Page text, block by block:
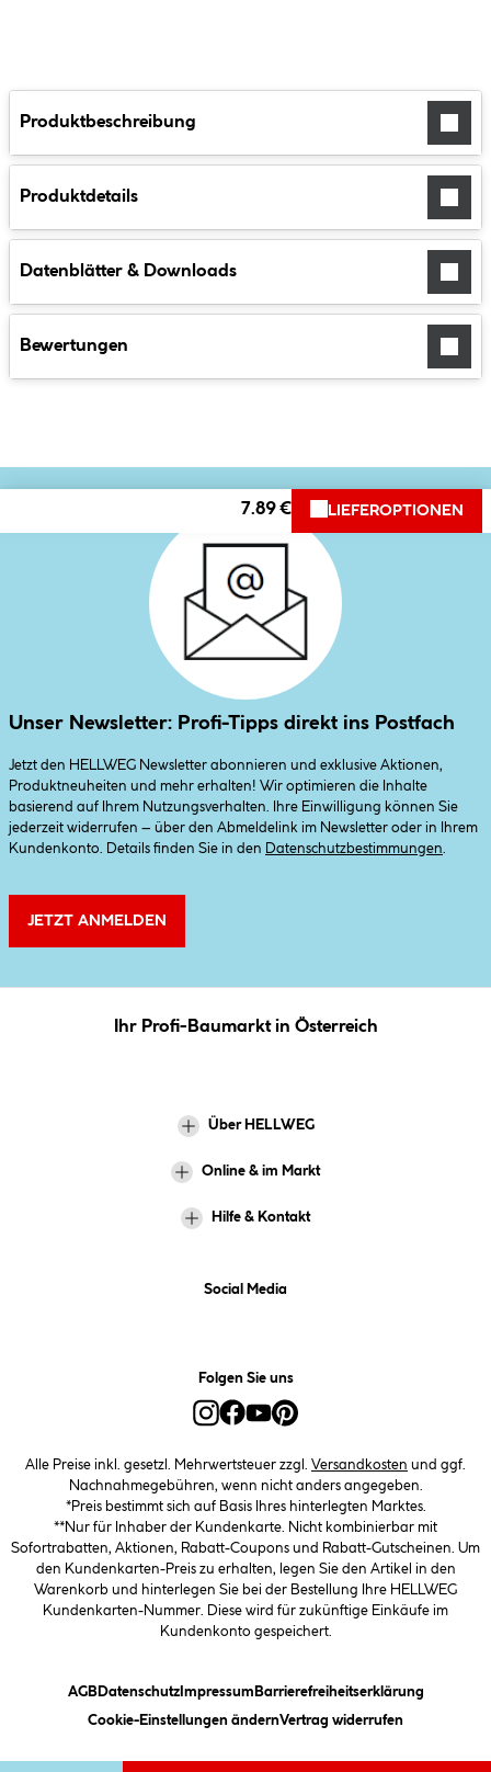
Produktbeschreibung
Produktdetails
Datenblätter & Downloads
Bewertungen
7.89 € LIEFEROPTIONEN
Unser Newsletter: Profi-Tipps direkt ins Postfach
Jetzt den HELLWEG Newsletter abonnieren und exklusive Aktionen,
Produktneuheiten und mehr erhalten! Wir optimieren die Inhalte
basierend auf Ihrem Nutzungsverhalten. Ihre Einwilligung können Sie
jederzeit widerrufen – über den Abmeldelink im Newsletter oder in Ihrem
Kundenkonto. Details finden Sie in den
Datenschutzbestimmungen
JETZT ANMELDEN
Ihr Profi-Baumarkt in Österreich
Über HELLWEG
Online & im Markt
Hilfe & Kontakt
Social Media
Folgen Sie uns
Alle Preise inkl. gesetzl. Mehrwertsteuer zzgl. Versandkosten und ggf.
Nachnahmegebühren, wenn nicht anders angegeben.
*Preis bestimmt sich auf Basis Ihres hinterlegten Marktes.
**Nur für Inhaber der Kundenkarte. Nicht kombinierbar mit
Sofortrabatten, Aktionen, Rabatt-Coupons und Rabatt-Gutscheinen. Um
den Kundenkarten-Preis zu erhalten, legen Sie den Artikel in den
Warenkorb und hinterlegen Sie bei der Bestellung Ihre HELLWEG
Kundenkarten-Nummer. Diese wird für zukünftige Einkäufe im
Kundenkonto gespeichert.
AGB(öffnet ein Dialogfeld)
Datenschutz(öffnet ein Dialogfeld)
Impressum(öffnet ein Dialogfeld)
Barrierefreiheitserklärung(öffnet
Cookie-Einstellungen ändern(öffnet ein Dialogfeld)
Vertrag widerrufen